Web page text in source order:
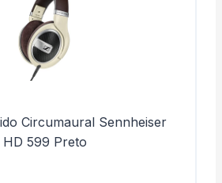
Circumaural Sennheiser
HD 599 Preto